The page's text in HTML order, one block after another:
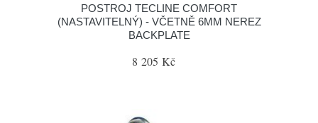
POSTROJ TECLINE COMFORT
(NASTAVITELNÝ) - VČETNĚ 6MM NEREZ
BACKPLATE
8 205 Kč